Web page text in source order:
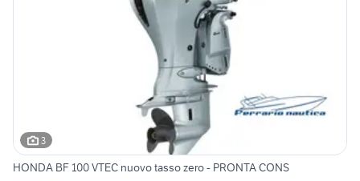
3
HONDA BF 100 VTEC nuovo tasso zero - PRONTA CONS